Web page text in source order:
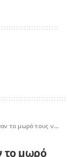
έκλεισαν τις πόρτες και πήγαν για ύπνο
το μωρό